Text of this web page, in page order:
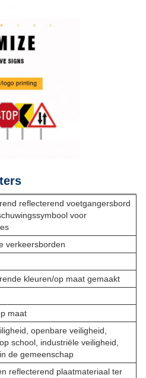
reflecterend voetgangersbord
voor
verkeersborden
kleuren/op maat gemaakt
maat
openbare veiligheid,
school, industriële veiligheid,
de gemeenschap
reflecterend plaatmateriaal ter